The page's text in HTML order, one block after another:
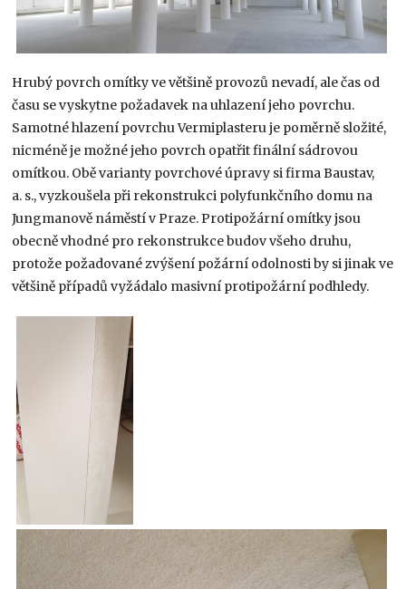
Hrubý povrch omítky ve většině provozů nevadí, ale čas od
času se vyskytne požadavek na uhlazení jeho povrchu.
Samotné hlazení povrchu Vermiplasteru je poměrně složité,
nicméně je možné jeho povrch opatřit finální sádrovou
omítkou. Obě varianty povrchové úpravy si firma Baustav,
a. s., vyzkoušela při rekonstrukci polyfunkčního domu na
Jungmanově náměstí v Praze. Protipožární omítky jsou
obecně vhodné pro rekonstrukce budov všeho druhu,
protože požadované zvýšení požární odolnosti by si jinak ve
většině případů vyžádalo masivní protipožární podhledy.